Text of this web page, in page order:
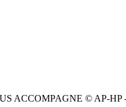
© AP-HP -